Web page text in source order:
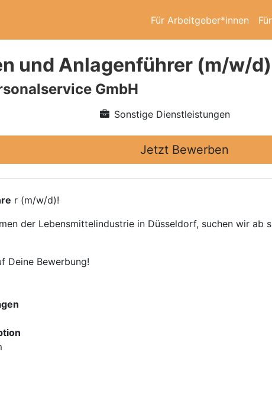
Für Arbeitgeber*innen
und Anlagenführer (m/w/d)
GmbH
Sonstige Dienstleistungen
Jetzt Bewerben
r (m/w/d)!
der Lebensmittelindustrie in Düsseldorf, suchen wir ab
Deine Bewerbung!